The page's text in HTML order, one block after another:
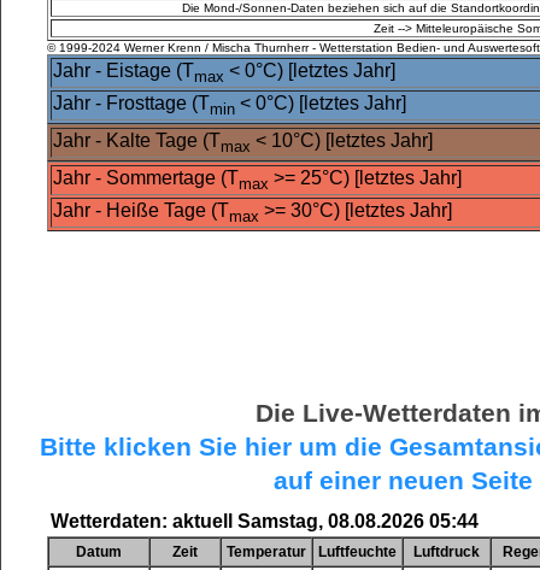
Die Live-Wetterdaten
Bitte klicken Sie hier um die
auf einer neuen